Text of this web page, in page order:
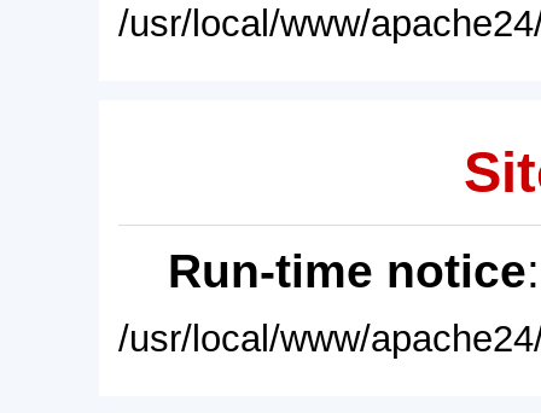
/usr/local/www/
Run-time notice
/usr/local/www/